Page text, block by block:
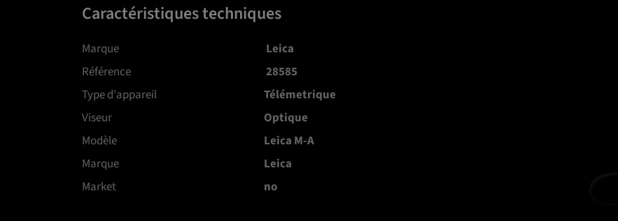
Caractéristiques techniques
Marque
Leica
Référence
28585
Type d'appareil
Télémetrique
Viseur
Optique
Modèle
Leica M-A
Marque
Leica
Market
no